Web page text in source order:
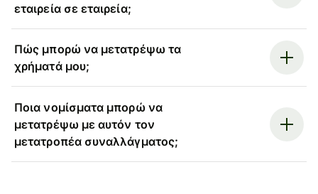
εταιρεία σε εταιρεία;
Πώς μπορώ να μετατρέψω τα
χρήματά μου;
Ποια νομίσματα μπορώ να
μετατρέψω με αυτόν τον
μετατροπέα συναλλάγματος;